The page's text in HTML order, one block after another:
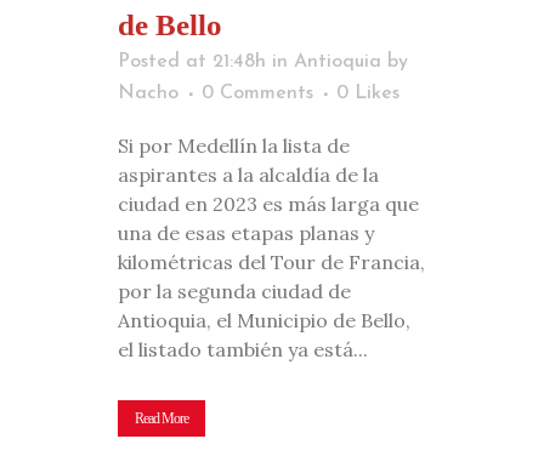
de Bello
Posted at 21:48h in Antioquia by
Nacho
0 Comments 0 Likes
Si por Medellín la lista de
aspirantes a la alcaldía de la
ciudad en 2023 es más larga que
una de esas etapas planas y
kilométricas del Tour de Francia,
por la segunda ciudad de
Antioquia, el Municipio de Bello,
el listado también ya está...
Read More